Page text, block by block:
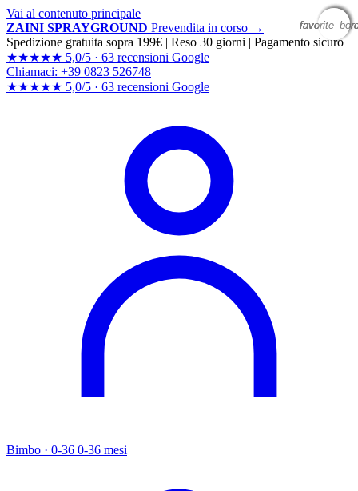
Vai al contenuto principale
ZAINI SPRAYGROUND Prevendita in corso →
Spedizione gratuita sopra 199€ | Reso 30 giorni | Pagamento sicuro
★★★★★ 5,0/5 · 63 recensioni Google
Chiamaci: +39 0823 526748
★★★★★ 5,0/5 · 63 recensioni Google
Bimbo · 0-36 0-36 mesi